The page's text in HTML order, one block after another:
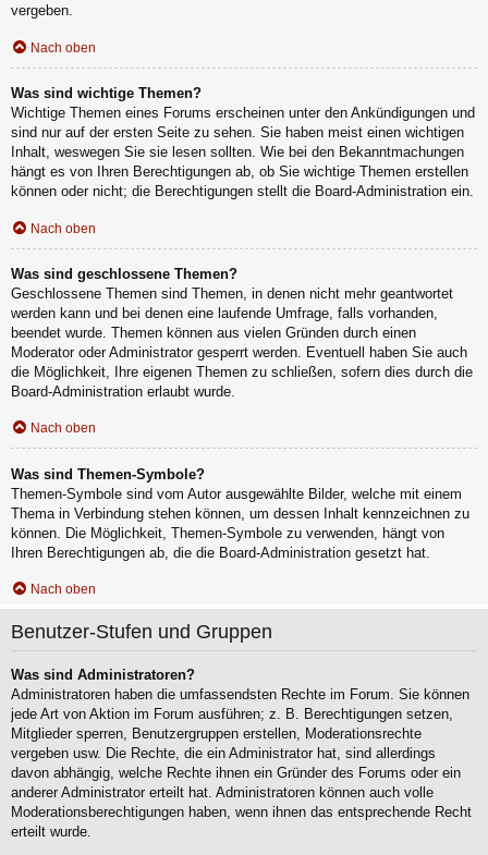
vergeben.
Nach oben
Was sind wichtige Themen?
Wichtige Themen eines Forums erscheinen unter den Ankündigungen und
sind nur auf der ersten Seite zu sehen. Sie haben meist einen wichtigen
Inhalt, weswegen Sie sie lesen sollten. Wie bei den Bekanntmachungen
hängt es von Ihren Berechtigungen ab, ob Sie wichtige Themen erstellen
können oder nicht; die Berechtigungen stellt die Board-Administration ein.
Nach oben
Was sind geschlossene Themen?
Geschlossene Themen sind Themen, in denen nicht mehr geantwortet
werden kann und bei denen eine laufende Umfrage, falls vorhanden,
beendet wurde. Themen können aus vielen Gründen durch einen
Moderator oder Administrator gesperrt werden. Eventuell haben Sie auch
die Möglichkeit, Ihre eigenen Themen zu schließen, sofern dies durch die
Board-Administration erlaubt wurde.
Nach oben
Was sind Themen-Symbole?
Themen-Symbole sind vom Autor ausgewählte Bilder, welche mit einem
Thema in Verbindung stehen können, um dessen Inhalt kennzeichnen zu
können. Die Möglichkeit, Themen-Symbole zu verwenden, hängt von
Ihren Berechtigungen ab, die die Board-Administration gesetzt hat.
Nach oben
Benutzer-Stufen und Gruppen
Was sind Administratoren?
Administratoren haben die umfassendsten Rechte im Forum. Sie können
jede Art von Aktion im Forum ausführen; z. B. Berechtigungen setzen,
Mitglieder sperren, Benutzergruppen erstellen, Moderationsrechte
vergeben usw. Die Rechte, die ein Administrator hat, sind allerdings
davon abhängig, welche Rechte ihnen ein Gründer des Forums oder ein
anderer Administrator erteilt hat. Administratoren können auch volle
Moderationsberechtigungen haben, wenn ihnen das entsprechende Recht
erteilt wurde.